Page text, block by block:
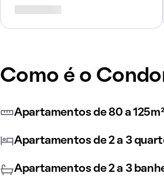
Como é o
Apartamentos de 80 a 125m²
Apartamentos de 2 a 3
Apartamentos de 2 a 3